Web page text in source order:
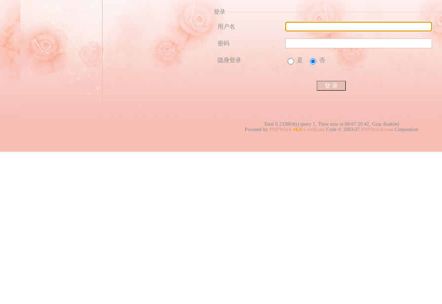
登录
用户名
密码
隐身登录 是 否
Total 0.233864(s) query 1, Time now is:08-07 20:42, Gzip disabled
Powered by PHPWind v6.0 Certificate Code © 2003-07 PHPWind.com Corporation